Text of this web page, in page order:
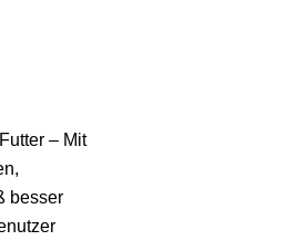
– Mit
besser